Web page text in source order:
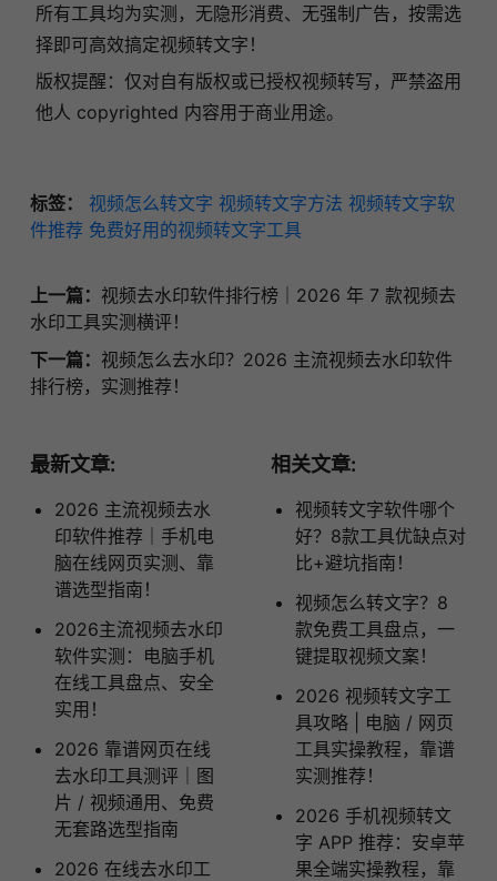
所有工具均为实测，无隐形消费、无强制广告，按需选
择即可高效搞定视频转文字！
版权提醒：仅对自有版权或已授权视频转写，严禁盗用
他人 copyrighted 内容用于商业用途。
标签： 视频怎么转文字 视频转文字方法 视频转文字软
件推荐 免费好用的视频转文字工具
上一篇： 视频去水印软件排行榜｜2026 年 7 款视频去
水印工具实测横评！
下一篇： 视频怎么去水印？2026 主流视频去水印软件
排行榜，实测推荐！
最新文章:
2026 主流视频去水
印软件推荐｜手机电
脑在线网页实测、靠
谱选型指南！
2026主流视频去水印
软件实测：电脑手机
在线工具盘点、安全
实用！
2026 靠谱网页在线
去水印工具测评｜图
片 / 视频通用、免费
无套路选型指南
2026 在线去水印工
相关文章:
视频转文字软件哪个
好？8款工具优缺点对
比+避坑指南！
视频怎么转文字？8
款免费工具盘点，一
键提取视频文案！
2026 视频转文字工
具攻略 | 电脑 / 网页
工具实操教程，靠谱
实测推荐！
2026 手机视频转文
字 APP 推荐：安卓苹
果全端实操教程，靠